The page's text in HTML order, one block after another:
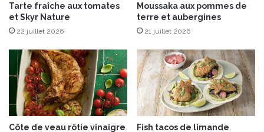
t
q
e
l
Tarte fraîche aux tomates
et Skyr Nature
22 juillet 2026
Moussaka aux pommes de
terre et aubergines
21 juillet 2026
Côte de veau rôtie vinaigre
Fish tacos de limande